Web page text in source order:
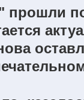
прошли